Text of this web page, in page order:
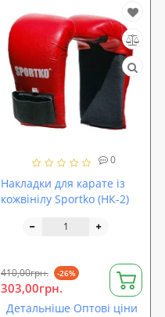
0
Накладки для карате із
кожвінілу Sportko (НК-2)
410,00грн. -26%
303,00грн.
Детальніше Оптові ціни